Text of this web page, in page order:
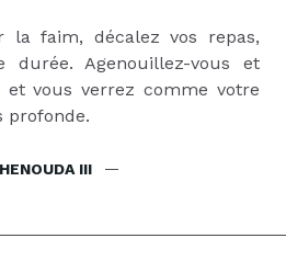
la faim, décalez vos repas,
durée. Agenouillez-vous et
vous verrez comme votre
profonde.
III